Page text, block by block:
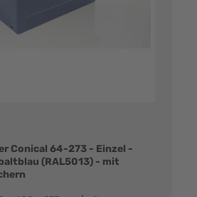
Conical 64-273 - Einzel -
(RAL5013) - mit